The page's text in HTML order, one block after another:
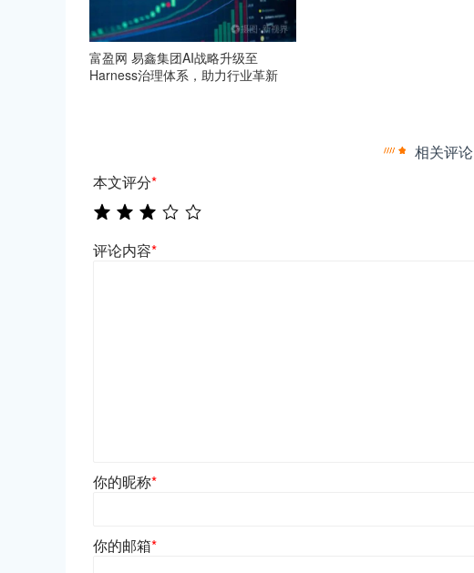
富盈网 易鑫集团AI战略升级至
Harness治理体系，助力行业革新
相关评论
本文评分*
评论内容*
你的昵称*
你的邮箱*